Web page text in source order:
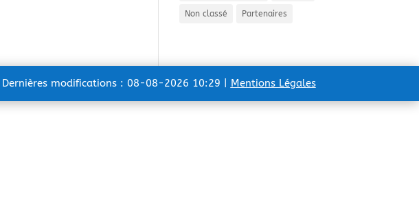
Non classé Partenaires
| Dernières modifications : 08-08-2026 10:29 | Mentions Légales